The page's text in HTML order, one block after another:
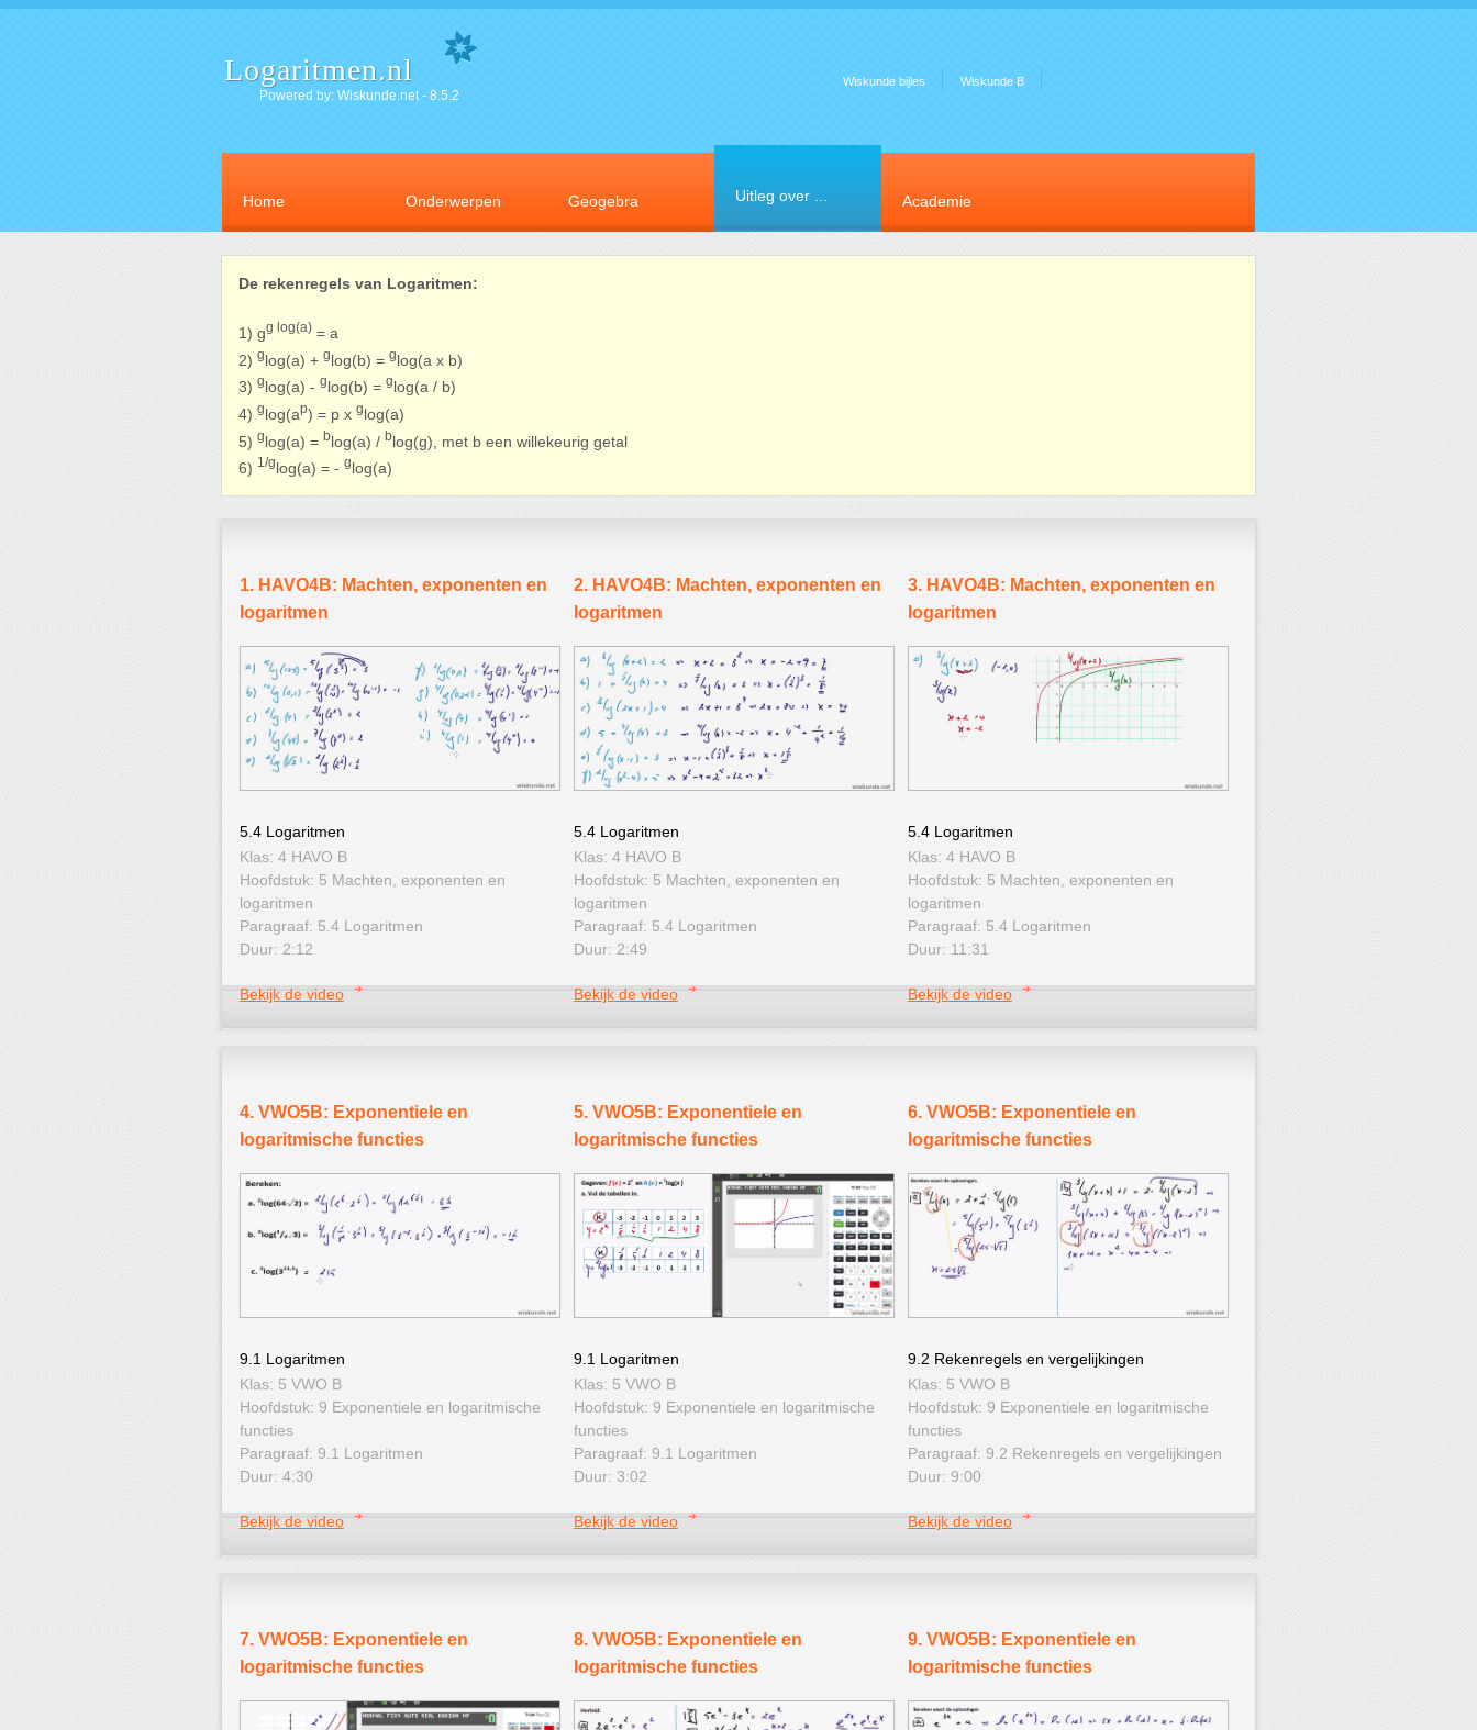
Logaritmen.nl
Powered by: Wiskunde.net - 8.5.2
Wiskunde bijles Wiskunde B
Home Onderwerpen Geogebra Uitleg over ... Academie
De rekenregels van Logaritmen:
1) gg log(a) = a
2) glog(a) + glog(b) = glog(a x b)
3) glog(a) - glog(b) = glog(a / b)
4) glog(ap) = p x glog(a)
5) glog(a) = blog(a) / blog(g), met b een willekeurig getal
6) 1/glog(a) = - glog(a)
1. HAVO4B: Machten, exponenten en
logaritmen
5.4 Logaritmen
Klas: 4 HAVO B
Hoofdstuk: 5 Machten, exponenten en
logaritmen
Paragraaf: 5.4 Logaritmen
Duur: 2:12
Bekijk de video
2. HAVO4B: Machten, exponenten en
logaritmen
5.4 Logaritmen
Klas: 4 HAVO B
Hoofdstuk: 5 Machten, exponenten en
logaritmen
Paragraaf: 5.4 Logaritmen
Duur: 2:49
Bekijk de video
3. HAVO4B: Machten, exponenten en
logaritmen
5.4 Logaritmen
Klas: 4 HAVO B
Hoofdstuk: 5 Machten, exponenten en
logaritmen
Paragraaf: 5.4 Logaritmen
Duur: 11:31
Bekijk de video
4. VWO5B: Exponentiele en
logaritmische functies
9.1 Logaritmen
Klas: 5 VWO B
Hoofdstuk: 9 Exponentiele en logaritmische
functies
Paragraaf: 9.1 Logaritmen
Duur: 4:30
Bekijk de video
5. VWO5B: Exponentiele en
logaritmische functies
9.1 Logaritmen
Klas: 5 VWO B
Hoofdstuk: 9 Exponentiele en logaritmische
functies
Paragraaf: 9.1 Logaritmen
Duur: 3:02
Bekijk de video
6. VWO5B: Exponentiele en
logaritmische functies
9.2 Rekenregels en vergelijkingen
Klas: 5 VWO B
Hoofdstuk: 9 Exponentiele en logaritmische
functies
Paragraaf: 9.2 Rekenregels en vergelijkingen
Duur: 9:00
Bekijk de video
7. VWO5B: Exponentiele en
logaritmische functies
8. VWO5B: Exponentiele en
logaritmische functies
9. VWO5B: Exponentiele en
logaritmische functies